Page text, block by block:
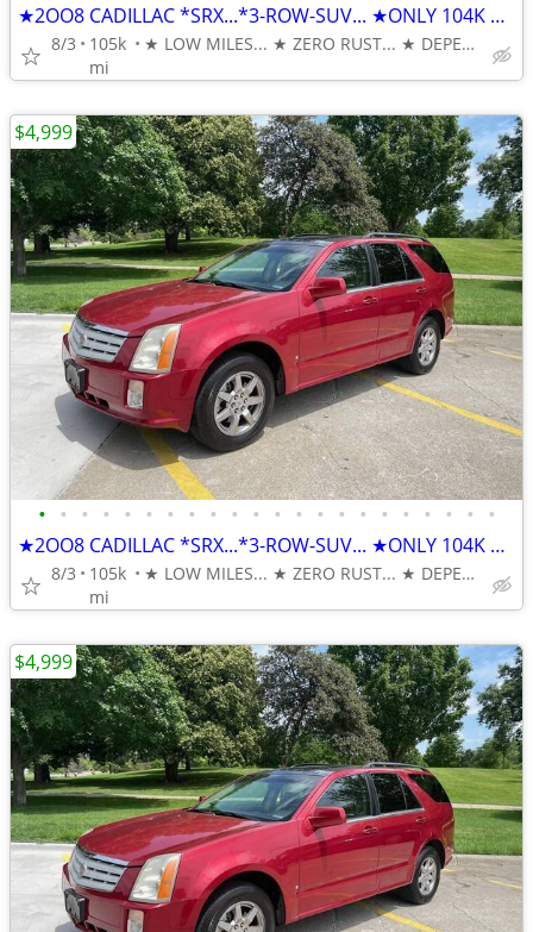
★2OO8 CADILLAC *SRX...*3-ROW-SUV... ★ONLY 104K MILES
8/3
105k
mi
★ LOW MILES... ★ ZERO RUST... ★ DEPENDABLE & AFFORDABLE
• • • • • • • • • • • • • • • • • • • • • •
★2OO8 CADILLAC *SRX...*3-ROW-SUV... ★ONLY 104K MILES
8/3
105k
mi
★ LOW MILES... ★ ZERO RUST... ★ DEPENDABLE & AFFORDABLE
$4,999
$4,999